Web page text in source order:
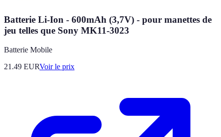
Batterie Li-Ion - 600mAh (3,7V) - pour manettes de
jeu telles que Sony MK11-3023
Batterie Mobile
21.49 EURVoir le prix